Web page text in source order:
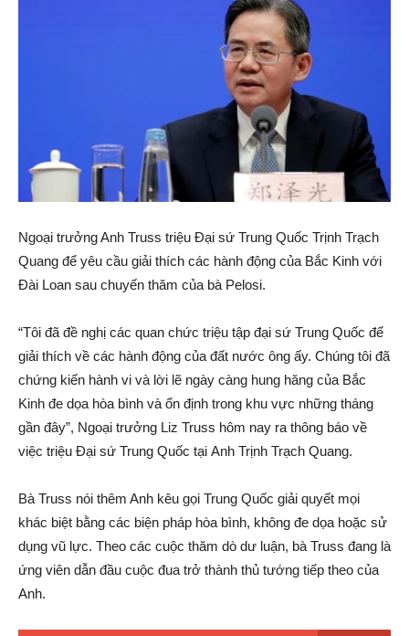
Ngoại trưởng Anh Truss triệu Đại sứ Trung Quốc Trịnh Trạch
Quang để yêu cầu giải thích các hành động của Bắc Kinh với
Đài Loan sau chuyến thăm của bà Pelosi.
“Tôi đã đề nghị các quan chức triệu tập đại sứ Trung Quốc để
giải thích về các hành động của đất nước ông ấy. Chúng tôi đã
chứng kiến hành vi và lời lẽ ngày càng hung hăng của Bắc
Kinh đe dọa hòa bình và ổn định trong khu vực những tháng
gần đây”, Ngoại trưởng Liz Truss hôm nay ra thông báo về
việc triệu Đại sứ Trung Quốc tại Anh Trịnh Trạch Quang.
Bà Truss nói thêm Anh kêu gọi Trung Quốc giải quyết mọi
khác biệt bằng các biện pháp hòa bình, không đe dọa hoặc sử
dụng vũ lực. Theo các cuộc thăm dò dư luận, bà Truss đang là
ứng viên dẫn đầu cuộc đua trở thành thủ tướng tiếp theo của
Anh.